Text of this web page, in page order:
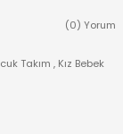
(0) Yorum
Takım , Kız Bebek